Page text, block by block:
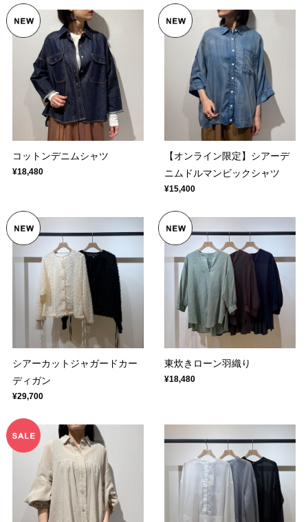
コットンデニムシャツ
¥18,480
【オンライン限定】シアーデ
ニムドルマンビックシャツ
¥15,400
シアーカットジャガードカー
ディガン
¥29,700
東炊きローン羽織り
¥18,480